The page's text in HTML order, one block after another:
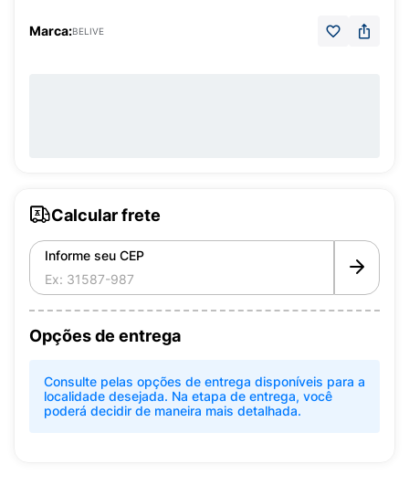
Marca:BELIVE
Calcular frete
Informe seu CEP
Opções de entrega
Consulte pelas opções de entrega disponíveis para a
localidade desejada. Na etapa de entrega, você
poderá decidir de maneira mais detalhada.